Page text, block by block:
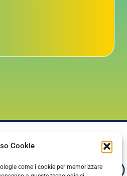
Cookie
come i cookie per memorizzare